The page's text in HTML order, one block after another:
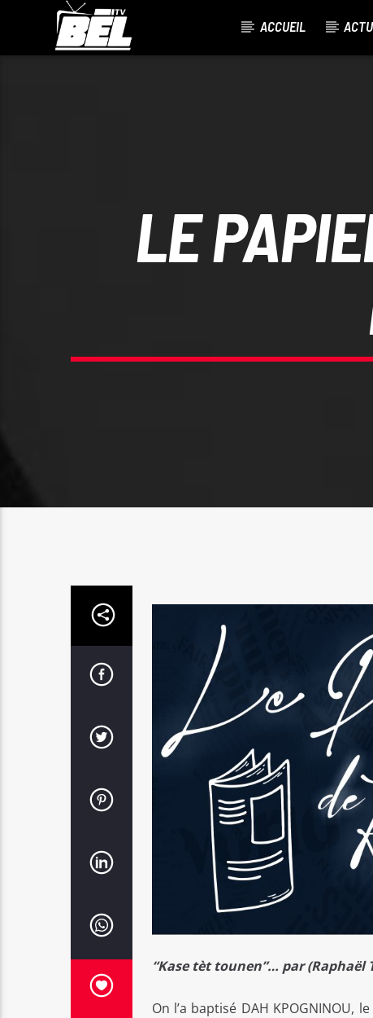
ACCUEIL
LE
“Kase tèt tounen”… par (Raphaël
On l’a baptisé DAH